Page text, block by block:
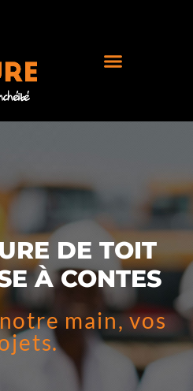
DE TOIT
À CONTES
main, vos